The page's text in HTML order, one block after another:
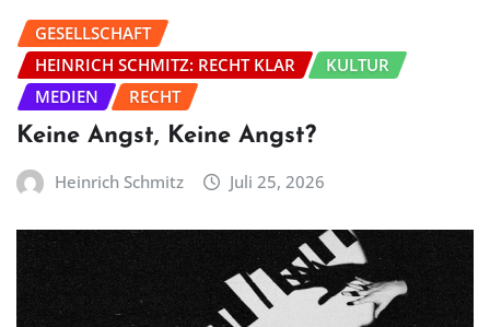
GESELLSCHAFT
HEINRICH SCHMITZ: RECHT KLAR
KULTUR
MEDIEN
RECHT
Keine Angst, Keine Angst?
Heinrich Schmitz Juli 25, 2026